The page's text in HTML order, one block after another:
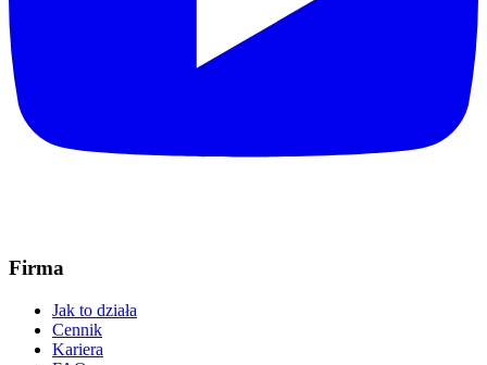
Firma
Jak to działa
Cennik
Kariera